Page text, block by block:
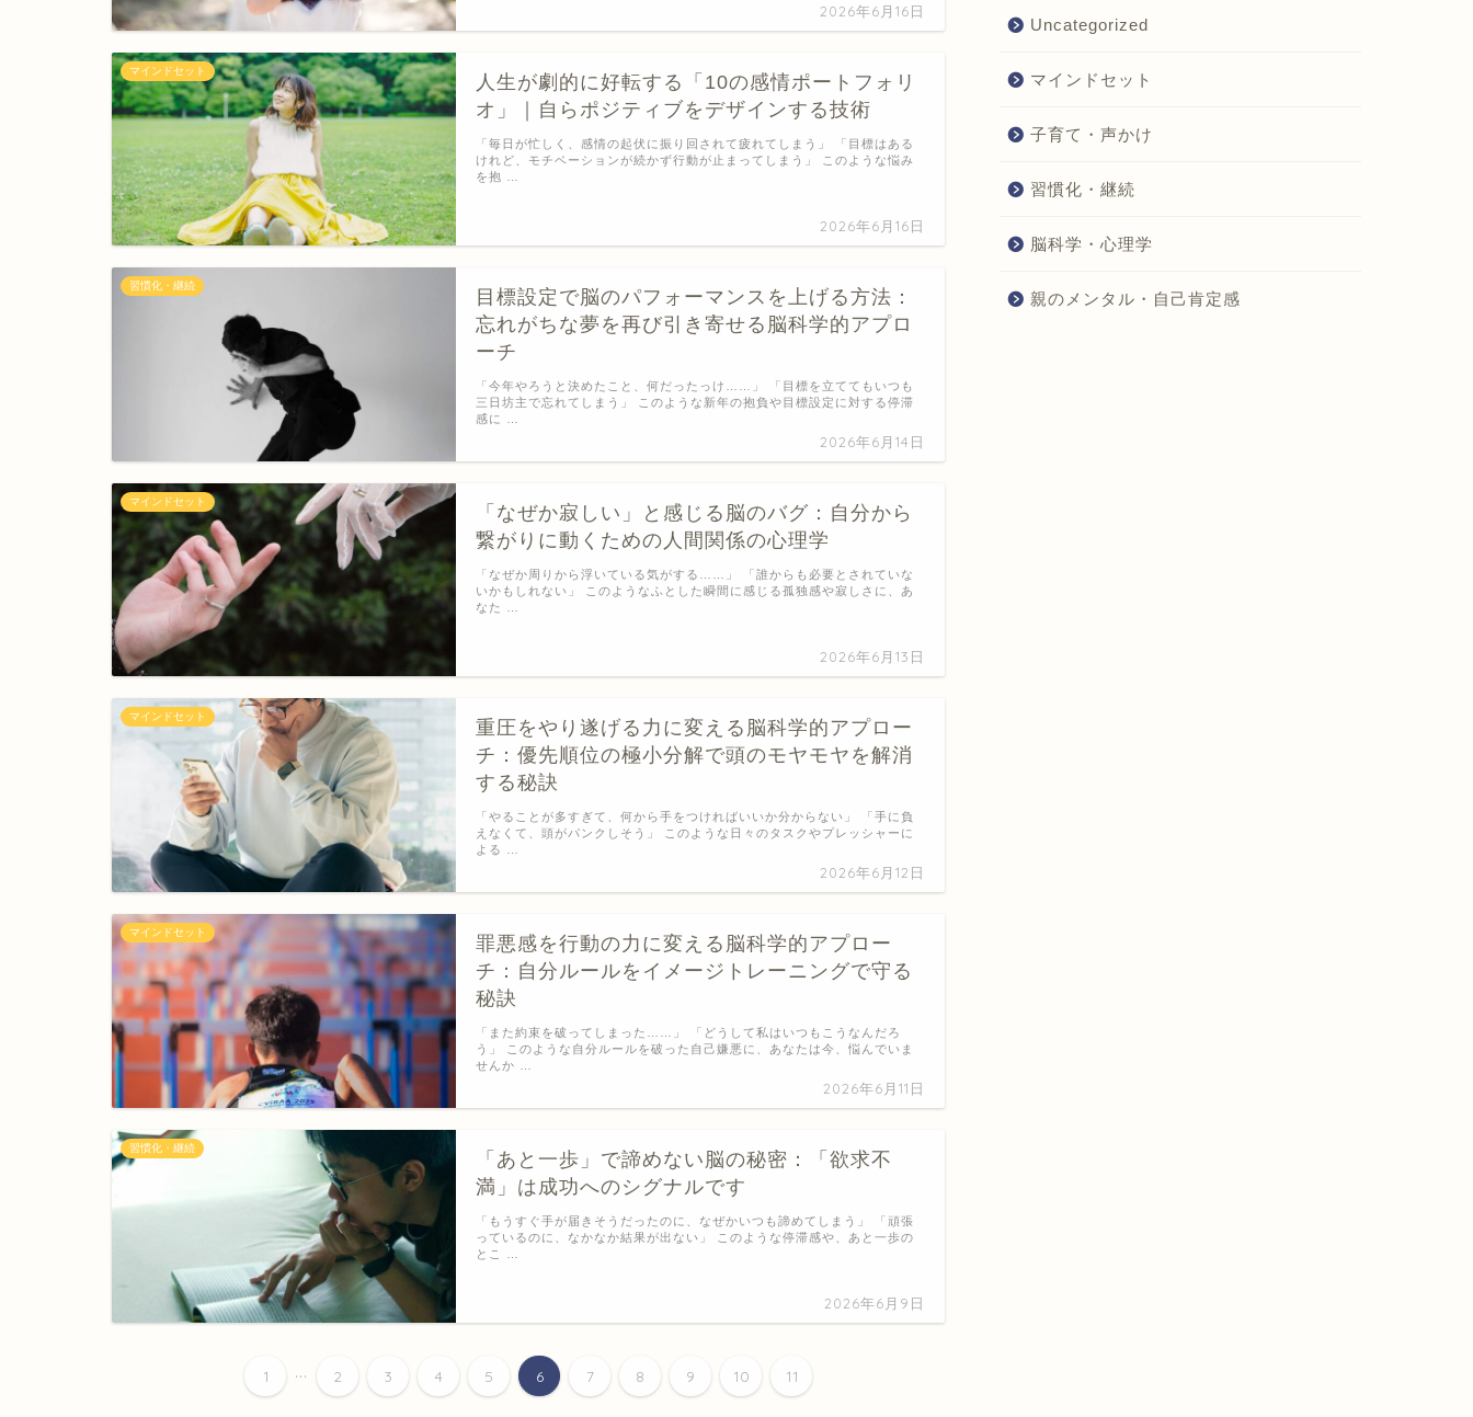
2026年6月16日
マインドセット
人生が劇的に好転する「10の感情ポートフォリ
オ」｜自らポジティブをデザインする技術
2026年6月16日
「毎日が忙しく、感情の起伏に振り回されて疲れてしまう」 「目標はある
けれど、モチベーションが続かず行動が止まってしまう」 このような悩み
を抱 …
習慣化・継続
目標設定で脳のパフォーマンスを上げる方法：
忘れがちな夢を再び引き寄せる脳科学的アプロ
ーチ
2026年6月14日
「今年やろうと決めたこと、何だったっけ……」 「目標を立ててもいつも
三日坊主で忘れてしまう」 このような新年の抱負や目標設定に対する停滞
感に …
マインドセット
「なぜか寂しい」と感じる脳のバグ：自分から
繋がりに動くための人間関係の心理学
2026年6月13日
「なぜか周りから浮いている気がする……」 「誰からも必要とされていな
いかもしれない」 このようなふとした瞬間に感じる孤独感や寂しさに、あ
なた …
マインドセット
重圧をやり遂げる力に変える脳科学的アプロー
チ：優先順位の極小分解で頭のモヤモヤを解消
する秘訣
2026年6月12日
「やることが多すぎて、何から手をつければいいか分からない」 「手に負
えなくて、頭がパンクしそう」 このような日々のタスクやプレッシャーに
よる …
マインドセット
罪悪感を行動の力に変える脳科学的アプロー
チ：自分ルールをイメージトレーニングで守る
秘訣
2026年6月11日
「また約束を破ってしまった……」 「どうして私はいつもこうなんだろ
う」 このような自分ルールを破った自己嫌悪に、あなたは今、悩んでいま
せんか …
習慣化・継続
「あと一歩」で諦めない脳の秘密：「欲求不
満」は成功へのシグナルです
2026年6月9日
「もうすぐ手が届きそうだったのに、なぜかいつも諦めてしまう」 「頑張
っているのに、なかなか結果が出ない」 このような停滞感や、あと一歩の
とこ …
1 ... 2 3 4 5 6 7 8 9 10 11
Uncategorized
マインドセット
子育て・声かけ
習慣化・継続
脳科学・心理学
親のメンタル・自己肯定感